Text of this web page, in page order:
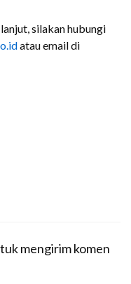
silakan hubungi
atau email di
mengirim komen